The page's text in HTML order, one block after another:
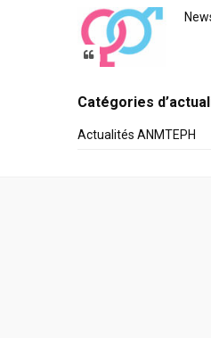
Catégories
Actualités ANMTEPH